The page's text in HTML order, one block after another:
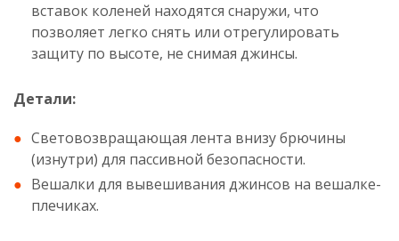
вставок коленей находятся снаружи, что
позволяет легко снять или отрегулировать
защиту по высоте, не снимая джинсы.
Детали:
Световозвращающая лента внизу брючины
(изнутри) для пассивной безопасности.
Вешалки для вывешивания джинсов на вешалке-
плечиках.